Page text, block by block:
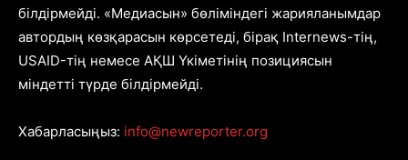
білдірмейді. «Медиасын» бөліміндегі жарияланымдар
автордың көзқарасын көрсетеді, бірақ Internews-тің,
USAID-тің немесе АҚШ Үкіметінің позициясын
міндетті түрде білдірмейді.
Хабарласыңыз: info@newreporter.org